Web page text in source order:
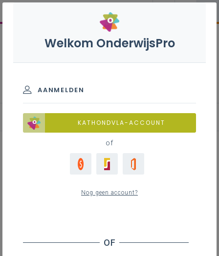
Achtergrond
Welkom OnderwijsPro
AANMELDEN
KATHONDVLA-ACCOUNT
of
Nog geen account?